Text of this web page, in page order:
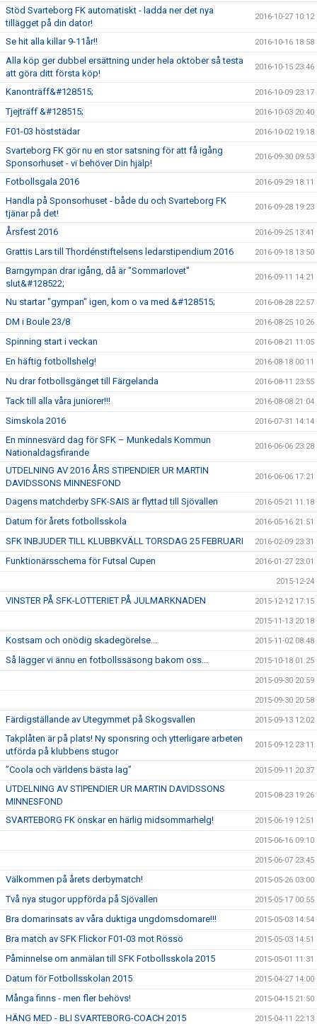
Stöd Svarteborg FK automatiskt - ladda ner det nya
tillägget på din dator!
2016-10-27 10:12
Se hit alla killar 9-11år!! 2016-10-16 18:58
Alla köp ger dubbel ersättning under hela oktober så testa
att göra ditt första köp!
2016-10-15 23:46
Kanonträff&#128515; 2016-10-09 23:17
Tjejträff &#128515; 2016-10-03 20:40
F01-03 höststädar 2016-10-02 19:18
Svarteborg FK gör nu en stor satsning för att få igång
Sponsorhuset - vi behöver Din hjälp!
2016-09-30 09:53
Fotbollsgala 2016 2016-09-29 18:11
Handla på Sponsorhuset - både du och Svarteborg FK
tjänar på det!
2016-09-28 19:23
Årsfest 2016 2016-09-25 13:41
Grattis Lars till Thordénstiftelsens ledarstipendium 2016 2016-09-18 13:50
Barngympan drar igång, då är "Sommarlovet"
slut&#128522;
2016-09-11 14:21
Nu startar "gympan" igen, kom o va med &#128515; 2016-08-28 22:57
DM i Boule 23/8 2016-08-25 10:26
Spinning start i veckan 2016-08-21 11:05
En häftig fotbollshelg! 2016-08-18 00:11
Nu drar fotbollsgänget till Färgelanda 2016-08-11 23:55
Tack till alla våra juniorer!!! 2016-08-08 21:04
Simskola 2016 2016-07-31 14:14
En minnesvärd dag för SFK – Munkedals Kommun
Nationaldagsfirande
2016-06-06 23:28
UTDELNING AV 2016 ÅRS STIPENDIER UR MARTIN
DAVIDSSONS MINNESFOND
2016-06-06 17:21
Dagens matchderby SFK-SAIS är flyttad till Sjövallen 2016-05-21 11:18
Datum för årets fotbollsskola 2016-05-16 21:51
SFK INBJUDER TILL KLUBBKVÄLL TORSDAG 25 FEBRUARI 2016-02-09 23:31
Funktionärsschema för Futsal Cupen 2016-01-27 23:01
2015-12-24
VINSTER PÅ SFK-LOTTERIET PÅ JULMARKNADEN 2015-12-12 17:15
2015-11-13 20:18
Kostsam och onödig skadegörelse... 2015-11-02 08:48
Så lägger vi ännu en fotbollssäsong bakom oss... 2015-10-18 01:25
2015-09-30 20:59
2015-09-30 20:58
Färdigställande av Utegymmet på Skogsvallen 2015-09-13 12:02
Takplåten är på plats! Ny sponsring och ytterligare arbeten
utförda på klubbens stugor
2015-09-12 23:11
”Coola och världens bästa lag” 2015-09-11 20:37
UTDELNING AV STIPENDIER UR MARTIN DAVIDSSONS
MINNESFOND
2015-08-23 19:26
SVARTEBORG FK önskar en härlig midsommarhelg! 2015-06-19 12:51
2015-06-16 09:10
2015-06-07 23:45
Välkommen på årets derbymatch! 2015-05-26 03:00
Två nya stugor uppförda på Sjövallen 2015-05-17 00:55
Bra domarinsats av våra duktiga ungdomsdomare!!! 2015-05-03 14:54
Bra match av SFK Flickor F01-03 mot Rössö 2015-05-03 14:51
Påminnelse om anmälan till SFK Fotbollsskola 2015 2015-05-01 11:31
Datum för Fotbollsskolan 2015 2015-04-27 14:00
Många finns - men fler behövs! 2015-04-15 21:50
HÄNG MED - BLI SVARTEBORG-COACH 2015 2015-04-11 22:13